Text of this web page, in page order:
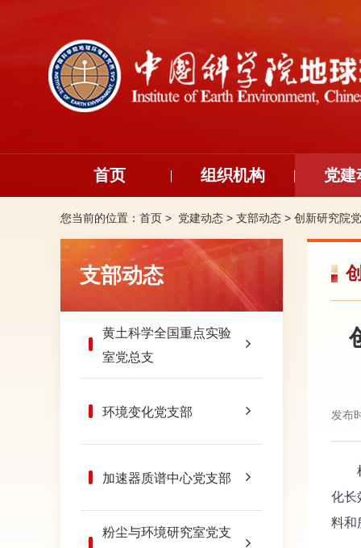
首页 组织机构 党建
您当前的位置： 首页 > 党建动态 > 支部动态 > 创新研究院
支部动态
黄土科学全国重点实验
室党总支
环境变化党支部
加速器质谱中心党支部
粉尘与环境研究室党支
发布
根
化长
料和